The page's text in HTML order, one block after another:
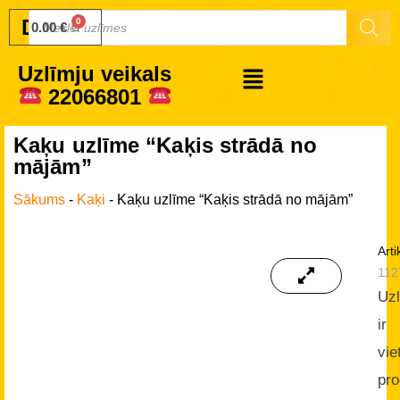
Druku.lv
0.00€
Uzlīmju veikals
22066801
Kaķu uzlīme “Kaķis strādā no
mājām”
Sākums - Kaķi - Kaķu uzlīme “Kaķis strādā no mājām”
ir